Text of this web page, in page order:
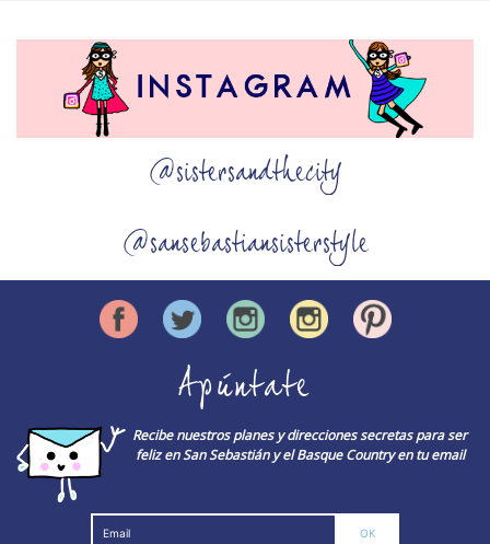
@sistersandthecity
@sansebastiansisterstyle
Apúntate
Recibe nuestros planes y direcciones secretas para ser
feliz en San Sebastián y el Basque Country en tu email